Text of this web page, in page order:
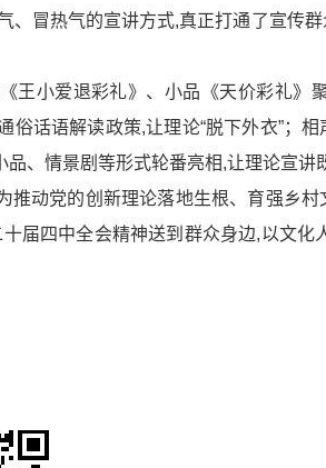
、冒热气的宣讲方式,真正打通了宣传
王小爱退彩礼》、小品《天价彩礼》
话语解读政策,让理论“脱下外衣”；
、情景剧等形式轮番亮相,让理论宣讲
动党的创新理论落地生根、育强乡
届四中全会精神送到群众身边,以文化